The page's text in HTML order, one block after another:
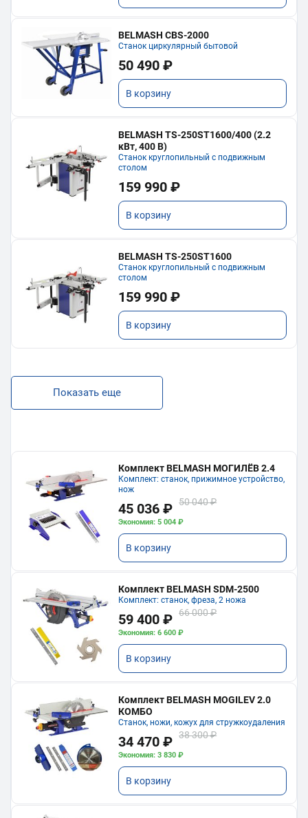
BELMASH CBS-2000
Станок циркулярный бытовой
50 490 ₽
В корзину
BELMASH TS-250ST1600/400 (2.2
кВт, 400 В)
Станок круглопильный с подвижным
столом
159 990 ₽
В корзину
BELMASH TS-250ST1600
Станок круглопильный с подвижным
столом
159 990 ₽
В корзину
Показать еще
Комплект BELMASH МОГИЛЁВ 2.4
Комплект: станок, прижимное устройство,
нож
45 036 ₽ 50 040 ₽
Экономия: 5 004 ₽
В корзину
Комплект BELMASH SDM-2500
Комплект: станок, фреза, 2 ножа
59 400 ₽ 66 000 ₽
Экономия: 6 600 ₽
В корзину
Комплект BELMASH MOGILEV 2.0
КОМБО
Станок, ножи, кожух для стружкоудаления
34 470 ₽ 38 300 ₽
Экономия: 3 830 ₽
В корзину